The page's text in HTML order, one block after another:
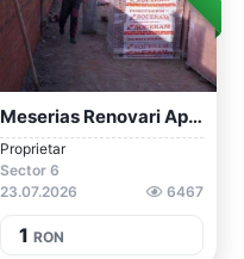
Meserias Renovari Apartamente
Proprietar
Sector 6
23.07.2026
6467
1 RON